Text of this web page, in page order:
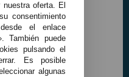
oferta. El
consentimiento
el enlace
También puede
pulsando el
Es posible
algunas